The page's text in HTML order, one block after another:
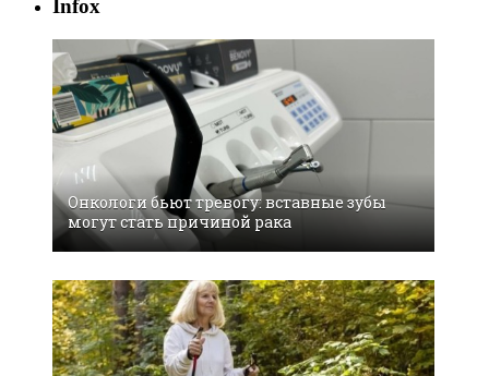
Infox
Онкологи бьют тревогу: вставные зубы
могут стать причиной рака